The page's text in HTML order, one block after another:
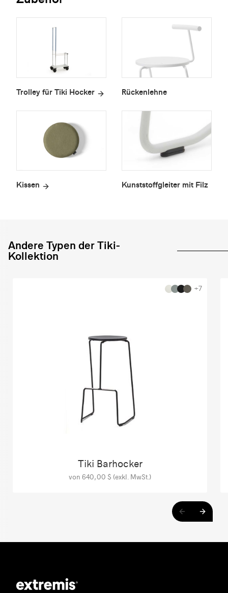
Trolley für Tiki Hocker Rückenlehne
Kissen Kunststoffgleiter mit Filz
Andere Typen der Tiki-
Kollektion
+7
Tiki Barhocker
von 640,00 $ (exkl. MwSt.)